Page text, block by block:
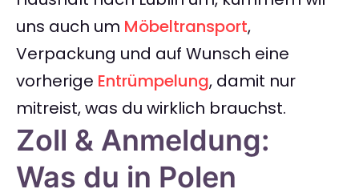
uns auch um Möbeltransport,
Verpackung und auf Wunsch eine
vorherige Entrümpelung, damit nur
mitreist, was du wirklich brauchst.
Zoll & Anmeldung:
Was du in Polen